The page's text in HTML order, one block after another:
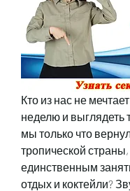
Кто из нас не
неделю и выглядеть
мы только что
тропической
единственным
отдых и коктейли?